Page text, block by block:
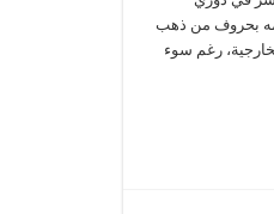
بحروف من ذهب
رغم سوء